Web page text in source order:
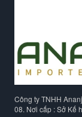
Công ty TNHH
08. Nơi cấp : Sở Kế